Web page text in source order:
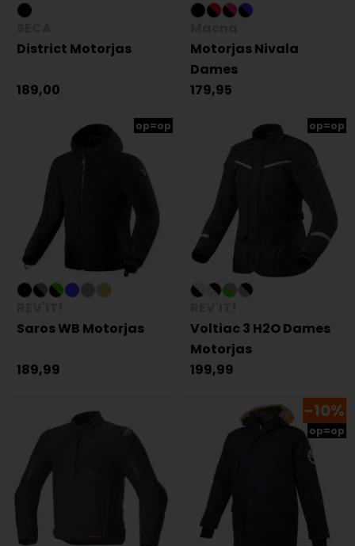
District Motorjas
189,00
Motorjas Nivala
Dames
179,95
op=op
Saros WB Motorjas
189,99
op=op
Voltiac 3 H2O Dames
Motorjas
199,99
-10%
op=op